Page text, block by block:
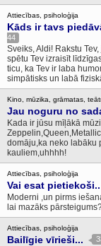
Attiecības, psiholoģija
Kāds ir tavs
44
Sveiks, Aldi! Rakstu
spētu Tev izraisīt
ticu, ka Tev ir laba
simpātisks un labā
Kino, mūzika, grāmatas,
Jau noguru no
Kada ir jūsu mīļākā
domāju,ka neko labāku
kauliem,uhhhh!
Attiecības, psiholoģija
Vai esat pietiekoši..
Moderni ,un pirms
lai mazāks
Attiecības, psiholoģija
Bailīgie vīrieši...